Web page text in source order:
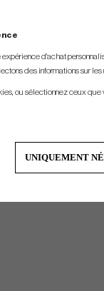
d'achat
des informations sur
ou sélectionnez ceux
UNIQUEMENT